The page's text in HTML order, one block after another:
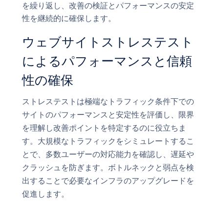
を繰り返し、改善の検証とパフォーマンスの安定
性を継続的に確保します。
ウェブサイトストレステスト
によるパフォーマンスと信頼
性の確保
ストレステストは極端なトラフィック条件下での
サイトのパフォーマンスと安定性を評価し、限界
を理解し改善ポイントを特定するのに役立ちま
す。大規模なトラフィックをシミュレートするこ
とで、多数ユーザーの対応能力を確認し、遅延や
クラッシュを防ぎます。ボトルネックと弱点を検
出することで必要なインフラのアップグレードを
促進します。